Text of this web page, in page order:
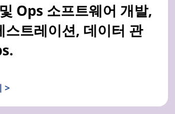
Ops 소프트웨어 개발,
스트레이션, 데이터 관
>